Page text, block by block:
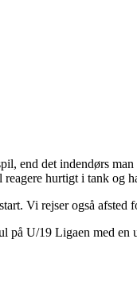
end det indendørs
hurtigt i tank
Vi rejser også
på U/19 Ligaen med